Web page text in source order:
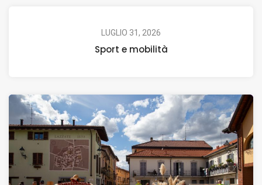
LUGLIO 31, 2026
Sport e mobilità